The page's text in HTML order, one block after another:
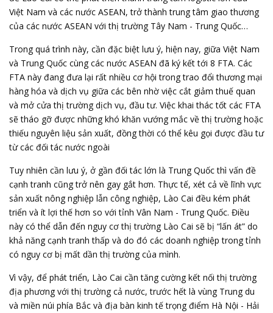
Việt Nam và các nước ASEAN, trở thành trung tâm giao thương
của các nước ASEAN với thị trường Tây Nam - Trung Quốc…
Trong quá trình này, cần đặc biệt lưu ý, hiện nay, giữa Việt Nam
và Trung Quốc cùng các nước ASEAN đã ký kết tới 8 FTA. Các
FTA này đang đưa lại rất nhiều cơ hội trong trao đổi thương mại
hàng hóa và dịch vụ giữa các bên nhờ việc cắt giảm thuế quan
và mở cửa thị trường dịch vụ, đầu tư. Việc khai thác tốt các FTA
sẽ tháo gỡ được những khó khăn vướng mắc về thị trường hoặc
thiếu nguyên liệu sản xuất, đồng thời có thể kêu gọi được đầu tư
từ các đối tác nước ngoài
Tuy nhiên cần lưu ý, ở gần đối tác lớn là Trung Quốc thì vấn đề
cạnh tranh cũng trở nên gay gắt hơn. Thực tế, xét cả về lĩnh vực
sản xuất nông nghiệp lẫn công nghiệp, Lào Cai đều kém phát
triển và ít lợi thế hơn so với tỉnh Vân Nam - Trung Quốc. Điều
này có thể dẫn đến nguy cơ thị trường Lào Cai sẽ bị “lấn át” do
khả năng cạnh tranh thấp và do đó các doanh nghiệp trong tỉnh
có nguy cơ bị mất dần thị trường của mình.
Vì vậy, để phát triển, Lào Cai cần tăng cường kết nối thị trường
địa phương với thị trường cả nước, trước hết là vùng Trung du
và miền núi phía Bắc và địa bàn kinh tế trọng điểm Hà Nội - Hải